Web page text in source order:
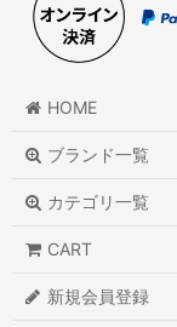
HOME
ブランド一覧
カテゴリ一覧
CART
新規会員登録